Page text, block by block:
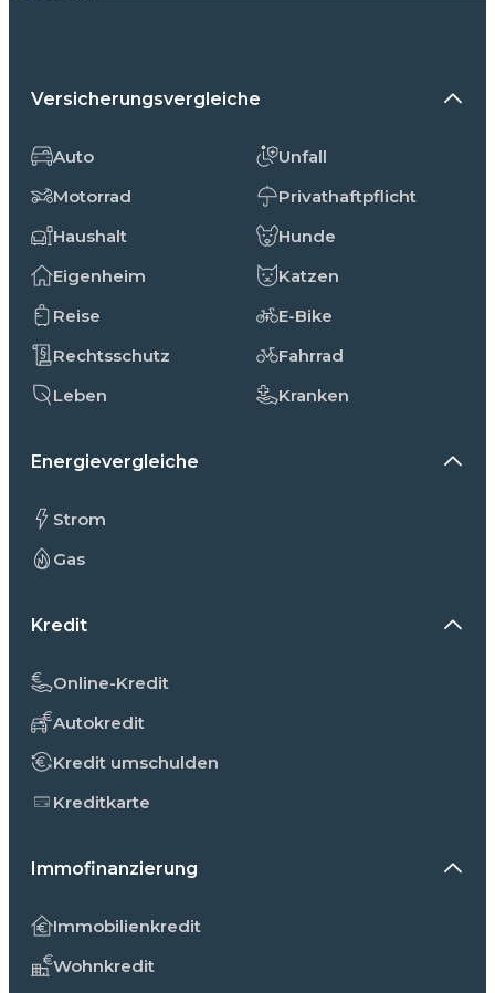
Versicherungsvergleiche
Auto
Motorrad
Haushalt
Eigenheim
Reise
Rechtsschutz
Leben
Unfall
Privathaftpflicht
Hunde
Katzen
E-Bike
Fahrrad
Kranken
Energievergleiche
Strom
Gas
Kredit
Online-Kredit
Autokredit
Kredit umschulden
Kreditkarte
Immofinanzierung
Immobilienkredit
Wohnkredit